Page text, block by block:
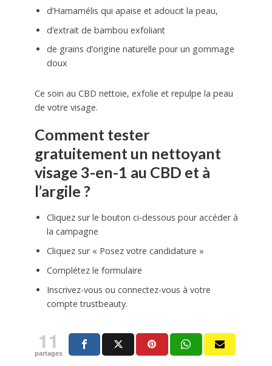
d’Hamamélis qui apaise et adoucit la peau,
d’extrait de bambou exfoliant
de grains d’origine naturelle pour un gommage
doux
Ce soin au CBD nettoie, exfolie et repulpe la peau
de votre visage.
Comment tester
gratuitement un nettoyant
visage 3-en-1 au CBD et à
l’argile ?
Cliquez sur le bouton ci-dessous pour accéder à
la campagne
Cliquez sur « Posez votre candidature »
Complétez le formulaire
Inscrivez-vous ou connectez-vous à votre
compte trustbeauty.
11
partages